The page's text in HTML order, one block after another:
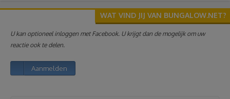
Reviews
Reizen
WAT VIND JIJ VAN BUNGALOW.NET?
U kan optioneel inloggen met Facebook. U krijgt dan de mogelijk om uw
reactie ook te delen.
Aanmelden